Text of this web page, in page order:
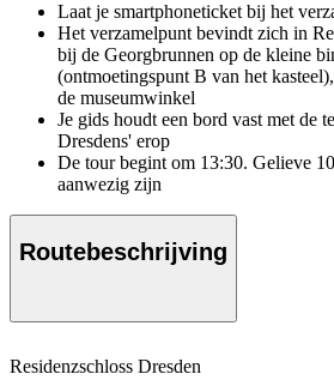
Laat je smartphoneticket bij het
Het verzamelpunt bevindt zich in
bij de Georgbrunnen op de kleine
(ontmoetingspunt B van het
de museumwinkel
Je gids houdt een bord vast met de
Dresdens' erop
De tour begint om 13:30. Gelieve
aanwezig zijn
Routebeschrijving
Residenzschloss Dresden